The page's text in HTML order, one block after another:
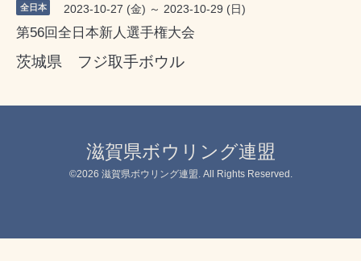
全日本 2023-10-27 (金) ～ 2023-10-29 (日)
第56回全日本新人選手権大会
茨城県 フジ取手ボウル
滋賀県ボウリング連盟
©2026 滋賀県ボウリング連盟 . All Rights Reserved.